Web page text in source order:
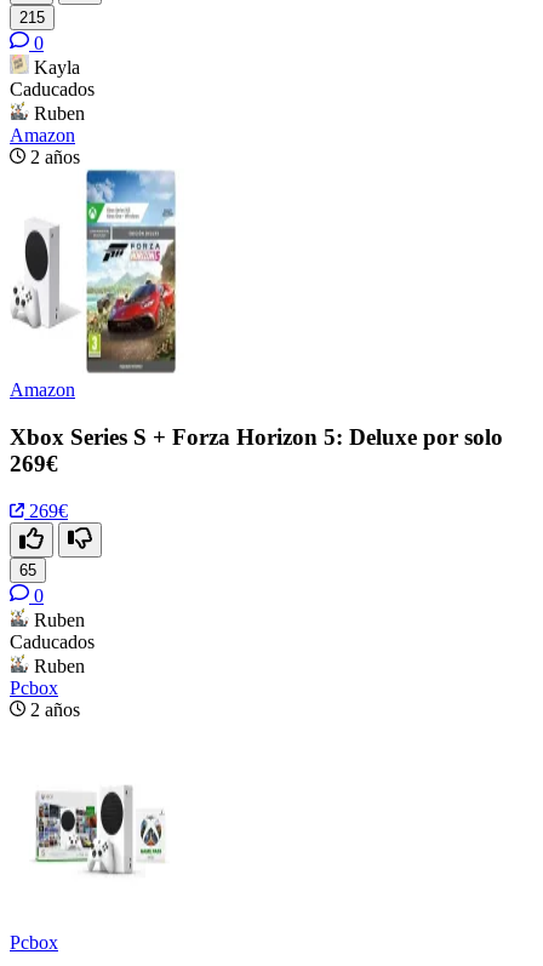
215
0
Kayla
Caducados
Ruben
Amazon
2 años
Amazon
Xbox Series S + Forza Horizon 5: Deluxe por solo
269€
269€
65
0
Ruben
Caducados
Ruben
Pcbox
2 años
Pcbox